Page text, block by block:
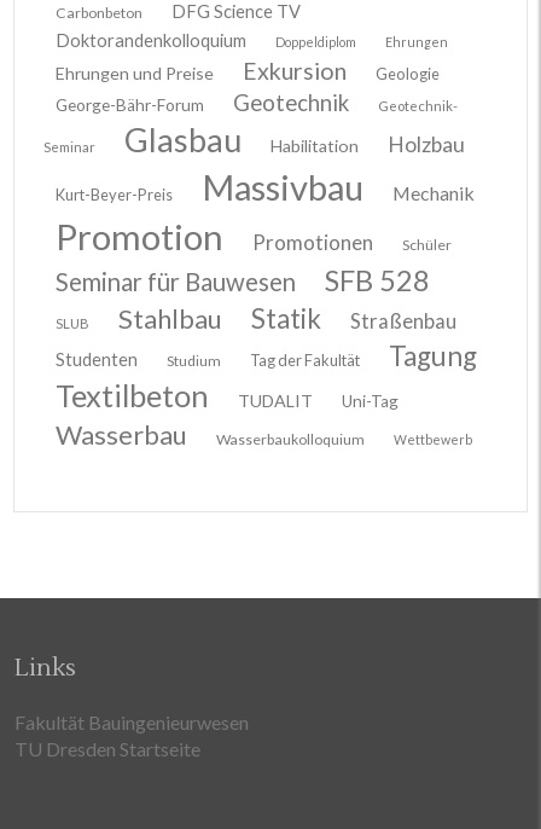
Carbonbeton
DFG Science TV
Doktorandenkolloquium
Doppeldiplom Ehrungen
Ehrungen und Preise Exkursion
Geologie
George-Bähr-Forum
Geotechnik Geotechnik-
Seminar Glasbau Habilitation Holzbau
Kurt-Beyer-Preis Massivbau Mechanik
Promotion Promotionen Schüler
Seminar für Bauwesen SFB 528
SLUB Stahlbau Statik Straßenbau
Studenten Studium Tag der Fakultät Tagung
Textilbeton TUDALIT Uni-Tag
Wasserbau Wasserbaukolloquium Wettbewerb
Links
Fakultät Bauingenieurwesen
TU Dresden Startseite